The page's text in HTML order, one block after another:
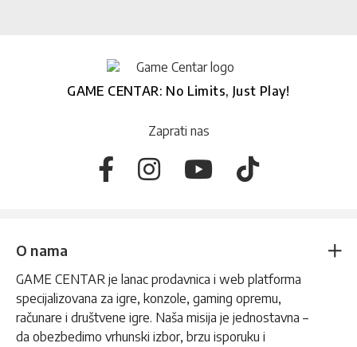
GAME CENTAR: No Limits, Just Play!
Zaprati nas
O nama
GAME CENTAR je lanac prodavnica i web platforma
specijalizovana za igre, konzole, gaming opremu,
računare i društvene igre. Naša misija je jednostavna –
da obezbedimo vrhunski izbor, brzu isporuku i